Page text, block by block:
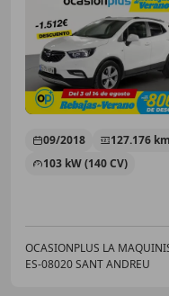
09/2018 127.176 km
103 kW (140 CV)
OCASIONPLUS LA
ES-08020 SANT ANDREU